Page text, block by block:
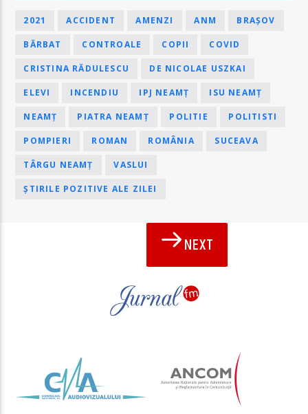
2021 ACCIDENT AMENZI ANM BRAȘOV
BĂRBAT CONTROALE COPII COVID
CRISTINA RĂDULESCU DE NICOLAE USZKAI
ELEVI INCENDIU IPJ NEAMȚ ISU NEAMȚ
NEAMȚ PIATRA NEAMȚ POLITIE POLITISTI
POMPIERI ROMAN ROMÂNIA SUCEAVA
TÂRGU NEAMȚ VASLUI
ȘTIRILE POZITIVE ALE ZILEI
NEXT